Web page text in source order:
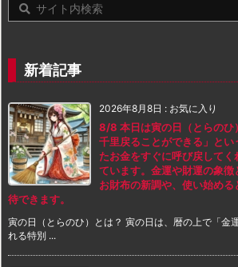
新着記事
2026年8月8日 : お気に入り
8/8 本日は寅の日（とらのひ
千里戻ることができる」と
たお金をすぐに呼び戻して
ています。金運や財運の象
お財布の新調や、使い始め
待できます。
寅の日（とらのひ）とは？ 寅の日は、暦の上で「金
れる特別 ...